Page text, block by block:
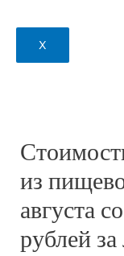
X
из
августа
рублей